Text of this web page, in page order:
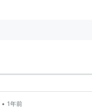
• 1年前